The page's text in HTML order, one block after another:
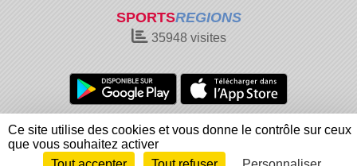
SPORTSREGIONS
35948visites
Charte cookies
Gestion des cookies
Informations légales
Signaler un contenu inapproprié
Ce site utilise des cookies et vous donne le contrôle sur ceux
que vous souhaitez activer